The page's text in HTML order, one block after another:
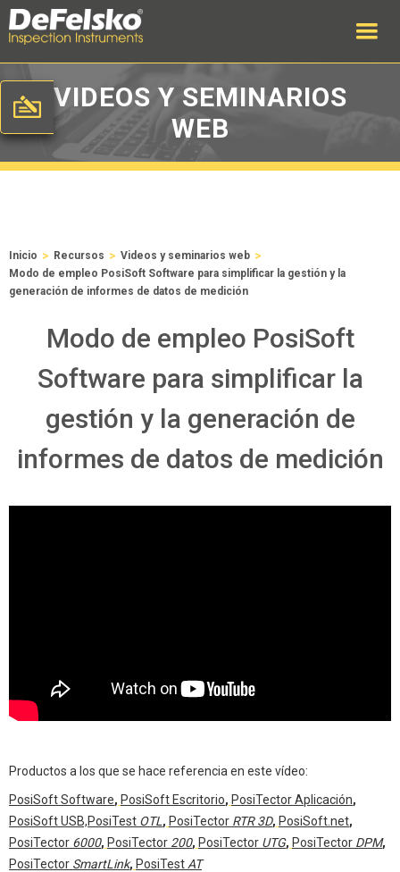
VIDEOS Y SEMINARIOS
WEB
Inicio > Recursos > Videos y seminarios web >
Modo de empleo PosiSoft Software para simplificar la gestión y la
generación de informes de datos de medición
Modo de empleo PosiSoft
Software para simplificar la
gestión y la generación de
informes de datos de medición
Productos a los que se hace referencia en este vídeo:
PosiSoft Software, PosiSoft Escritorio, PosiTector Aplicación,
PosiSoft USB,PosiTest OTL , PosiTector RTR 3D, PosiSoft.net,
PosiTector 6000, PosiTector 200, PosiTector UTG, PosiTector DPM,
PosiTector SmartLink, PosiTest AT